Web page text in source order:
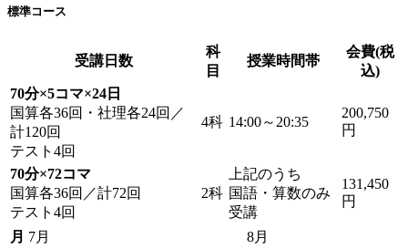
標準コース
受講日数
科
目
授業時間帯
会費(税
込)
70分×5コマ×24日
国算各36回・社理各24回／
計120回
テスト4回
4科 14:00～20:35
200,750
円
70分×72コマ
国算各36回／計72回
テスト4回
2科
上記のうち
国語・算数のみ
受講
131,450
円
月 7月 8月